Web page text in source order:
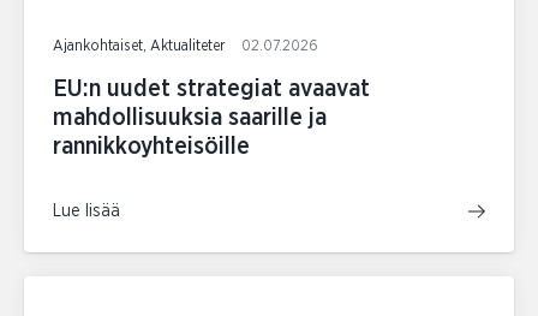
Ajankohtaiset, Aktualiteter 02.07.2026
EU:n uudet strategiat avaavat
mahdollisuuksia saarille ja
rannikkoyhteisöille
Lue lisää